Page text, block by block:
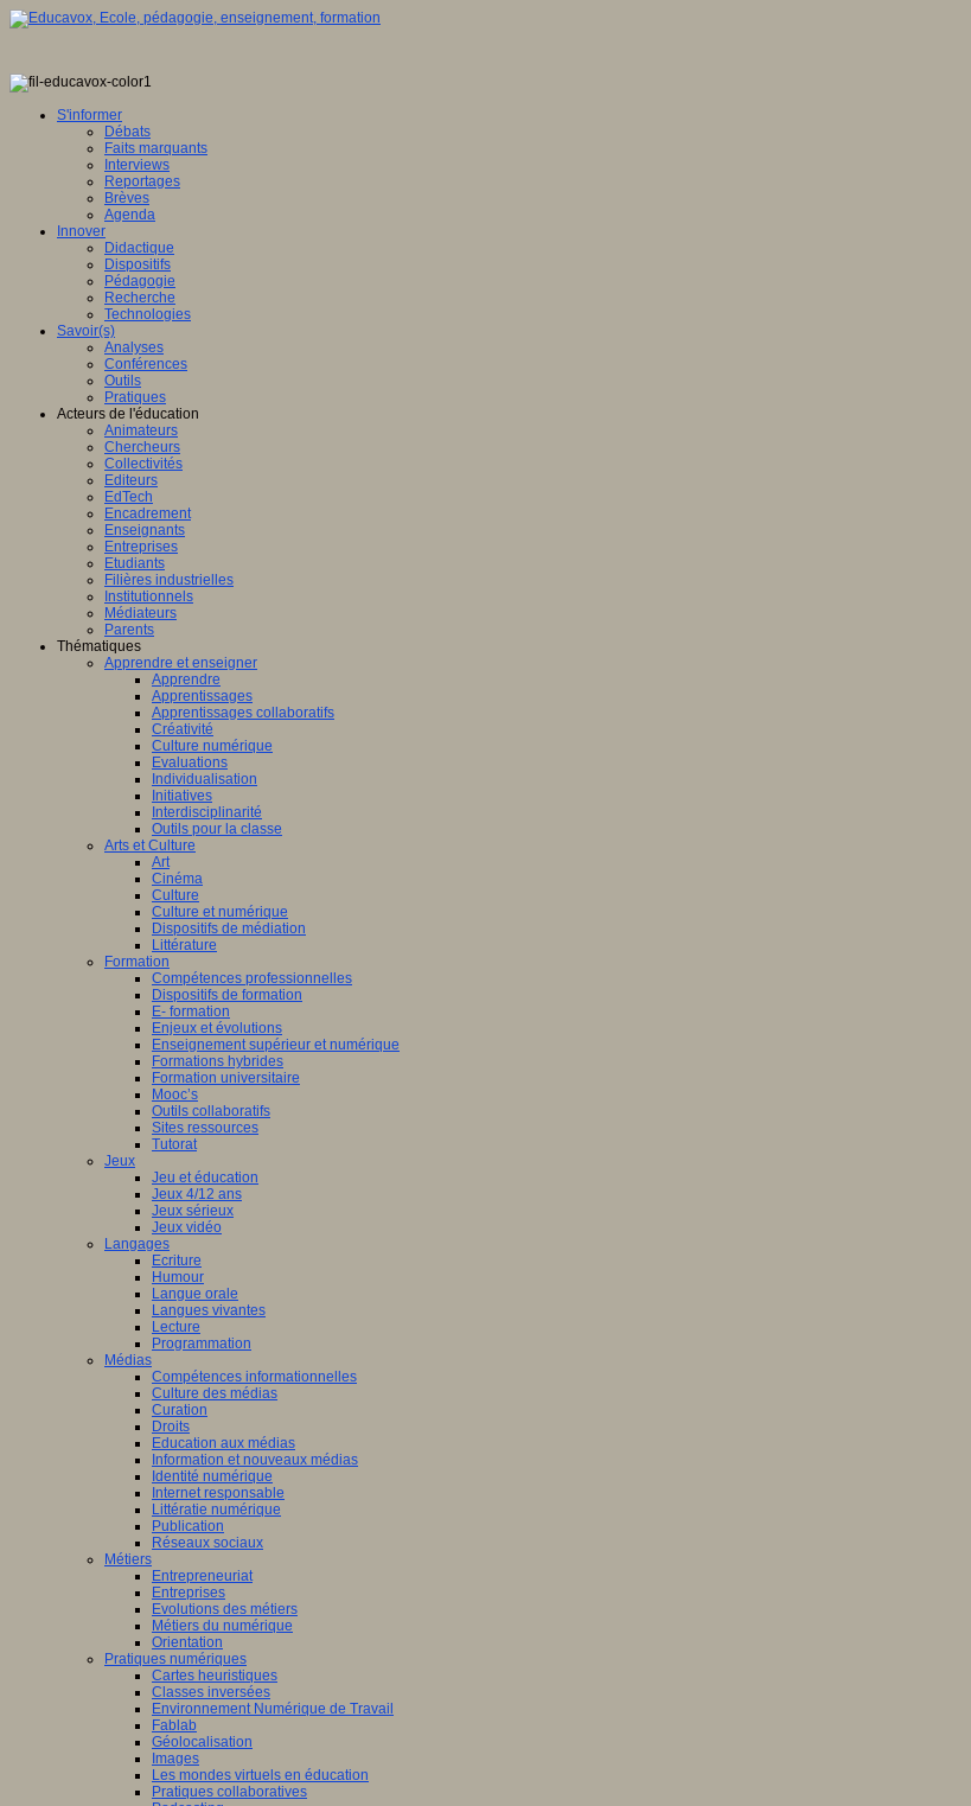
S'informer
Débats
Faits marquants
Interviews
Reportages
Brèves
Agenda
Innover
Didactique
Dispositifs
Pédagogie
Recherche
Technologies
Savoir(s)
Analyses
Conférences
Outils
Pratiques
Acteurs de l'éducation
Animateurs
Chercheurs
Collectivités
Editeurs
EdTech
Encadrement
Enseignants
Entreprises
Etudiants
Filières industrielles
Institutionnels
Médiateurs
Parents
Thématiques
Apprendre et enseigner
Apprendre
Apprentissages
Apprentissages collaboratifs
Créativité
Culture numérique
Evaluations
Individualisation
Initiatives
Interdisciplinarité
Outils pour la classe
Arts et Culture
Art
Cinéma
Culture
Culture et numérique
Dispositifs de médiation
Littérature
Formation
Compétences professionnelles
Dispositifs de formation
E- formation
Enjeux et évolutions
Enseignement supérieur et numérique
Formations hybrides
Formation universitaire
Mooc’s
Outils collaboratifs
Sites ressources
Tutorat
Jeux
Jeu et éducation
Jeux 4/12 ans
Jeux sérieux
Jeux vidéo
Langages
Ecriture
Humour
Langue orale
Langues vivantes
Lecture
Programmation
Médias
Compétences informationnelles
Culture des médias
Curation
Droits
Education aux médias
Information et nouveaux médias
Identité numérique
Internet responsable
Littératie numérique
Publication
Réseaux sociaux
Métiers
Entrepreneuriat
Entreprises
Evolutions des métiers
Métiers du numérique
Orientation
Pratiques numériques
Cartes heuristiques
Classes inversées
Environnement Numérique de Travail
Fablab
Géolocalisation
Images
Les mondes virtuels en éducation
Pratiques collaboratives